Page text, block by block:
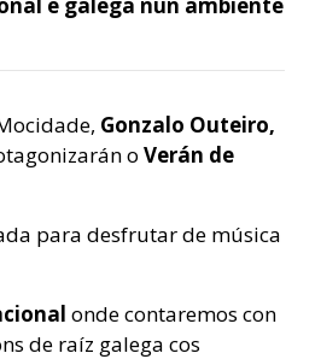
Gonzalo Outeiro,
o Verán de
para desfrutar de música
onde contaremos con
de raíz galega cos